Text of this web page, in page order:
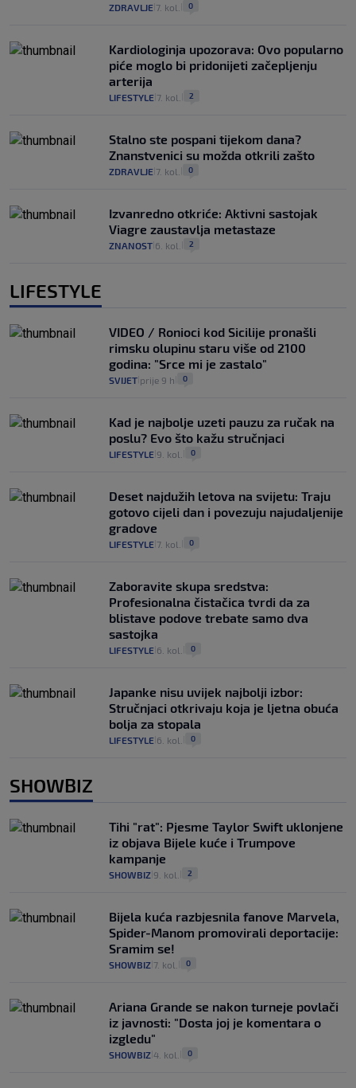
ZDRAVLJE 7. kol. 0
Kardiologinja upozorava: Ovo popularno
piće moglo bi pridonijeti začepljenju
arterija
LIFESTYLE 7. kol. 2
Stalno ste pospani tijekom dana?
Znanstvenici su možda otkrili zašto
ZDRAVLJE 7. kol. 0
Izvanredno otkriće: Aktivni sastojak
Viagre zaustavlja metastaze
ZNANOST 6. kol. 2
LIFESTYLE
VIDEO / Ronioci kod Sicilije pronašli
rimsku olupinu staru više od 2100
godina: "Srce mi je zastalo"
SVIJET prije 9 h 0
Kad je najbolje uzeti pauzu za ručak na
poslu? Evo što kažu stručnjaci
LIFESTYLE 9. kol. 0
Deset najdužih letova na svijetu: Traju
gotovo cijeli dan i povezuju najudaljenije
gradove
LIFESTYLE 7. kol. 0
Zaboravite skupa sredstva:
Profesionalna čistačica tvrdi da za
blistave podove trebate samo dva
sastojka
LIFESTYLE 6. kol. 0
Japanke nisu uvijek najbolji izbor:
Stručnjaci otkrivaju koja je ljetna obuća
bolja za stopala
LIFESTYLE 6. kol. 0
SHOWBIZ
Tihi "rat": Pjesme Taylor Swift uklonjene
iz objava Bijele kuće i Trumpove
kampanje
SHOWBIZ 9. kol. 2
Bijela kuća razbjesnila fanove Marvela,
Spider-Manom promovirali deportacije:
Sramim se!
SHOWBIZ 7. kol. 0
Ariana Grande se nakon turneje povlači
iz javnosti: "Dosta joj je komentara o
izgledu"
SHOWBIZ 4. kol. 0